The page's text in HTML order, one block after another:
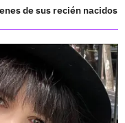
de sus recién nacidos